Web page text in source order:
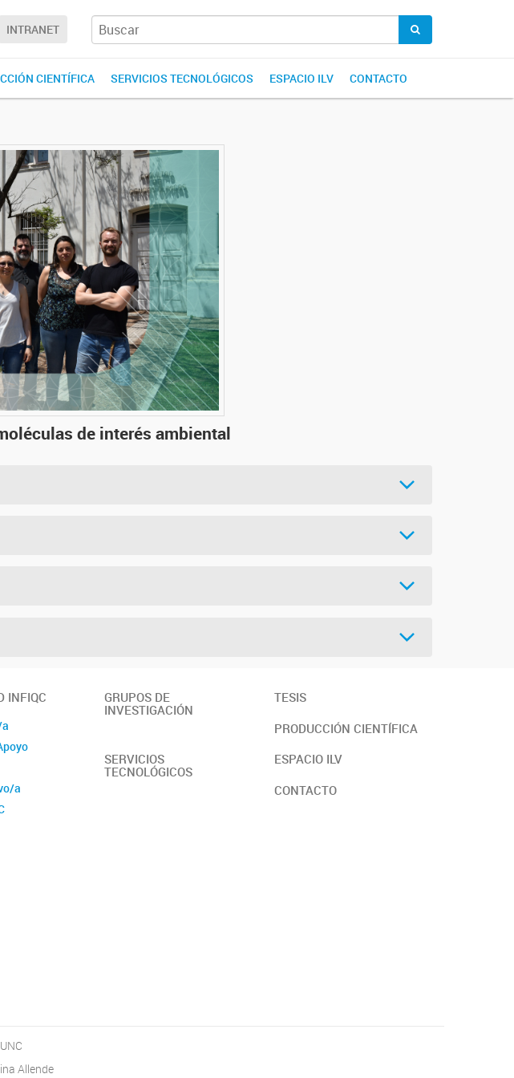
INTRANET
CIENTÍFICA SERVICIOS TECNOLÓGICOS ESPACIO ILV CONTACTO
de interés ambiental
INFIQC
a
GRUPOS DE
INVESTIGACIÓN
TESIS
PRODUCCIÓN CIENTÍFICA
SERVICIOS
TECNOLÓGICOS
ESPACIO ILV
CONTACTO
Allende